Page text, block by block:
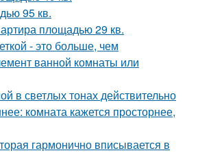
95 кв.
площадью 29 кв.
- это больше, чем
ванной комнаты или
в светлых тонах действительно
комната кажется просторнее,
гармонично вписывается в